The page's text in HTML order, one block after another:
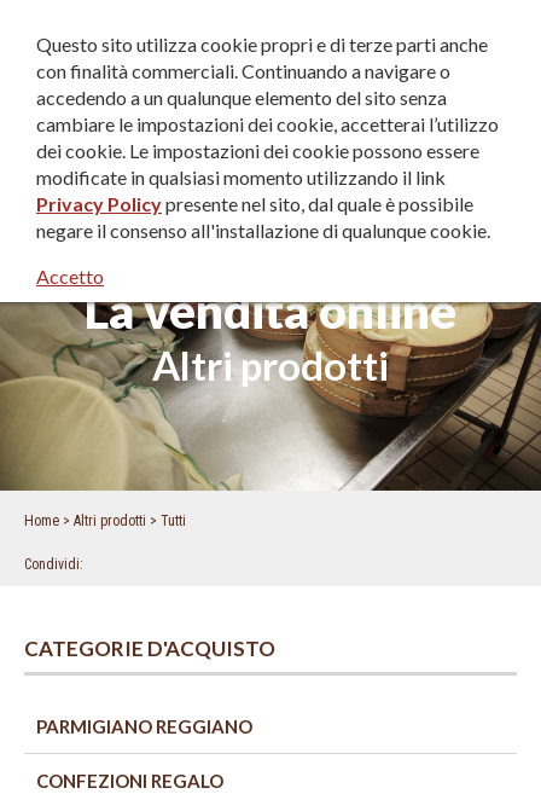
La vendita online
Altri prodotti
Home Altri prodotti Tutti
Condividi
CATEGORIE D'ACQUISTO
PARMIGIANO REGGIANO
CONFEZIONI REGALO
Questo sito utilizza cookie propri e di terze parti anche
con finalità commerciali. Continuando a navigare o
accedendo a un qualunque elemento del sito senza
cambiare le impostazioni dei cookie, accetterai l’utilizzo
dei cookie. Le impostazioni dei cookie possono essere
modificate in qualsiasi momento utilizzando il link
Privacy Policypresente nel sito, dal quale è possibile
negare il consenso all'installazione di qualunque cookie.
Accetto